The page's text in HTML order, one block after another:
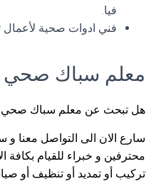
فيا.
فني ادوات صحية لأعمال
معلم سباك صحي
هل تبحث عن معلم سباك صحي
سارع الان الى التواصل معنا
محترفين و خبراء للقيام بكافة
تركيب أو تمديد أو تنظيف أو